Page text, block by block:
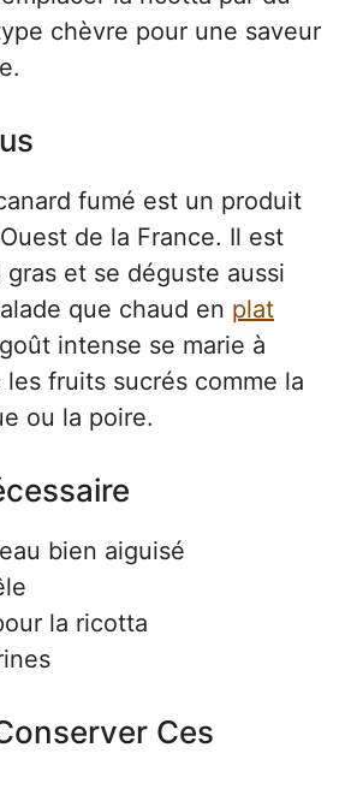
chèvre pour une saveur
fumé est un produit
de la France. Il est
gras et se déguste aussi
que chaud en plat
intense se marie à
fruits sucrés comme la
ou la poire.
bien aiguisé
la ricotta
Ces